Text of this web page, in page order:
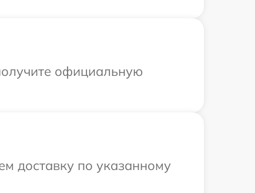
официальную
доставку по указанному